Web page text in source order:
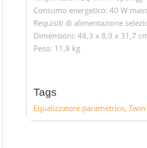
Consumo energetico: 40 W
Requisiti di alimentazione
Dimensioni: 48,3 x 8,9 x 31,7
Peso: 11,8 kg
Tags
Equalizzatore parametrico,